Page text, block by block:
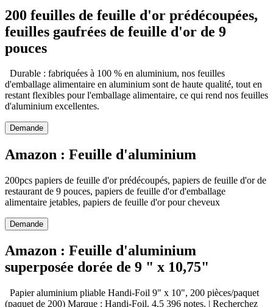
200 feuilles de feuille d'or prédécoupées,
feuilles gaufrées de feuille d'or de 9
pouces
Durable : fabriquées à 100 % en aluminium, nos feuilles
d'emballage alimentaire en aluminium sont de haute qualité, tout en
restant flexibles pour l'emballage alimentaire, ce qui rend nos feuilles
d'aluminium excellentes.
Demande
Amazon : Feuille d'aluminium
200pcs papiers de feuille d'or prédécoupés, papiers de feuille d'or de
restaurant de 9 pouces, papiers de feuille d'or d'emballage
alimentaire jetables, papiers de feuille d'or pour cheveux
Demande
Amazon : Feuille d'aluminium
superposée dorée de 9 " x 10,75"
Papier aluminium pliable Handi-Foil 9" x 10", 200 pièces/paquet
(paquet de 200) Marque : Handi-Foil. 4,5 396 notes. | Recherchez